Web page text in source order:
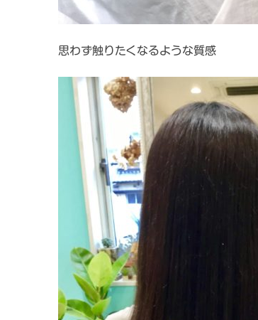
思わず触りたくなるような質感